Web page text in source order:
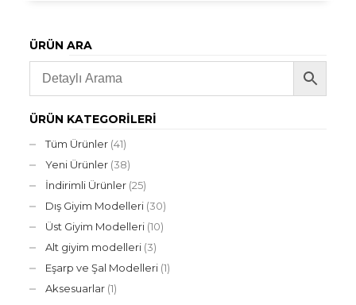
ÜRÜN ARA
ÜRÜN KATEGORILERI
Tüm Ürünler (41)
Yeni Ürünler (38)
İndirimli Ürünler (25)
Dış Giyim Modelleri (30)
Üst Giyim Modelleri (10)
Alt giyim modelleri (3)
Eşarp ve Şal Modelleri (1)
Aksesuarlar (1)